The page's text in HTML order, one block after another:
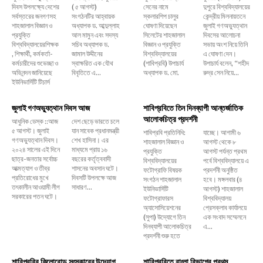
দিবস উপলক্ষ্যে দেশের
সর্বস্তরের জনগণসহ
শাহজালাল বিজ্ঞান ও
প্রযুক্তি
বিশ্ববিদ্যালয়েরশিক্ষক
, শিক্ষার্থী, কর্মকর্তা-
কর্মচারীদের শুভেচ্ছা ও
অভিনন্দন জানিয়েছে
ইউনিভার্সিটি টিচার্স
( ৫ আগস্ট)
সংগঠনটির আহ্বায়ক
অধ্যাপক ড. আব্দুল্লাহ
আল মামুন এবং সদস্য
সচিব অধ্যাপক ড.
জামাল উদ্দীনের
স্বাক্ষরিত এক যৌথ
বিবৃতিতে এ...
সেনের নামে
স্কলারশিপ চালুর
ঘোষণা দিয়েছেন
সিলেটের শাহজালাল
বিজ্ঞান ও প্রযুক্তি
বিশ্ববিদ্যালয়ের
(শাবিপ্রবি) উপাচার্য
অধ্যাপক ড. মো.
দুপুরে বিশ্ববিদ্যালয়ের
কেন্দ্রীয় মিলনায়তনে
জুলাই গণঅভ্যুত্থান
দিবসের আলোচনা
সভায় অংশ নিয়ে তিনি
এ ঘোষণা দেন।
উপাচার্য বলেন, ‌“শহীদ
রুদ্র সেন নিয়ে...
জুলাই গণঅভ্যুত্থান দিবস আজ
আধুনিক ডেস্ক ::আজ
৫ আগস্ট। জুলাই
গণঅভ্যুত্থান দিবস।
২০২৪ সালের এই দিনে
ছাত্র-জনতার সর্বোচ্চ
আত্মত্যাগ ও তীব্র
প্রতিরোধের মুখে
তৎকালীন আওয়ামী লীগ
সরকারের পতন ঘটে।
দেশ ছেড়ে ভারতে চলে
যান সাবেক প্রধানমন্ত্রী
শেখ হাসিনা। এর
মাধ্যমে প্রায় ১৬
বছরের কর্তৃত্ববাদী
শাসনের অবসান ঘটে।
দিবসটি উপলক্ষে আজ
সাধারণ...
শাবিপ্রবিতে তিন দিনব্যাপী আন্তর্জাতিক
আলোকচিত্র প্রদর্শনী
শাবিপ্রবি প্রতিনিধি:
শাহজালাল বিজ্ঞান ও
প্রযুক্তি
বিশ্ববিদ্যালয়ের
ফটোগ্রাফি বিষয়ক
সংগঠন শাহজালাল
ইউনিভার্সিটি
ফটোগ্রাফারস
অ্যাসোসিয়েশনের
(সুপা) উদ্যোগে তিন
দিনব্যাপী আলোকচিত্র
প্রদর্শনী শুরু হতে
যাচ্ছে। আগামী ৬
আগস্ট থেকে ৮
আগস্ট পর্যন্ত প্রথম
পর্বে বিশ্ববিদ্যালয়ে এ
প্রদর্শনী অনুষ্ঠিত
হবে। মঙ্গলবার (৪
আগস্ট) শাহজালাল
বিশ্ববিদ্যালয়
প্রেসক্লাব কার্যালয়ে
এক সংবাদ সম্মেলনে
এ...